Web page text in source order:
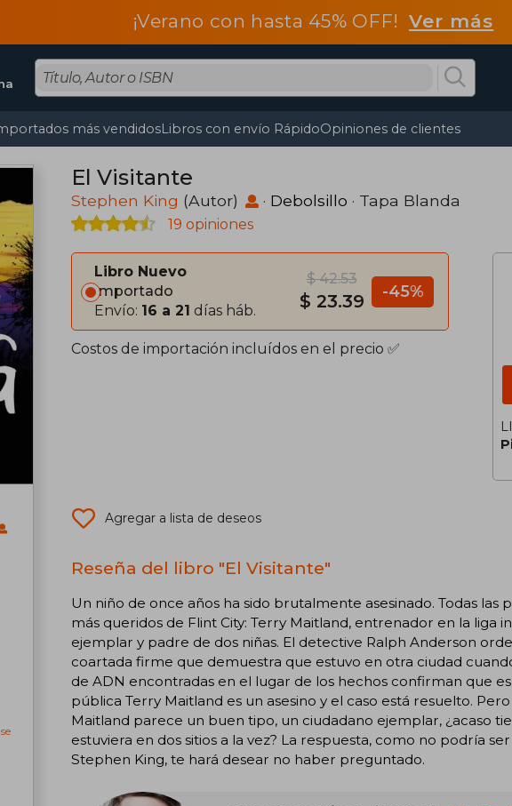
¡Verano con hasta 45% OFF!Ver más
más vendidosLibros con envío RápidoOpiniones de clientes
El Visitante
Stephen King (Autor) · Debolsillo · Tapa Blanda
19 opiniones
Libro Nuevo
Importado
Envío: 16 a 21 días háb.
$ 42.53
$ 23.39 -45%
Costos de importación incluídos en el precio ✅
Agregar a lista de deseos
Reseña del libro "El Visitante"
Un niño de once años ha sido brutalmente asesinado. Todas las
más queridos de Flint City: Terry Maitland, entrenador en la liga
ejemplar y padre de dos niñas. El detective Ralph Anderson
coartada firme que demuestra que estuvo en otra ciudad
de ADN encontradas en el lugar de los hechos confirman que
pública Terry Maitland es un asesino y el caso está resuelto.
Maitland parece un buen tipo, un ciudadano ejemplar, ¿acaso
estuviera en dos sitios a la vez? La respuesta, como no podría
Stephen King, te hará desear no haber preguntado.